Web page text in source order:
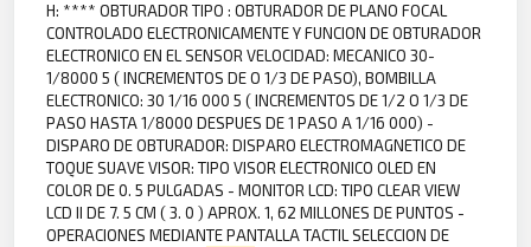
H: **** OBTURADOR TIPO : OBTURADOR DE PLANO FOCAL
CONTROLADO ELECTRONICAMENTE Y FUNCION DE OBTURADOR
ELECTRONICO EN EL SENSOR VELOCIDAD: MECANICO 30-
1/8000 5 ( INCREMENTOS DE O 1/3 DE PASO), BOMBILLA
ELECTRONICO: 30 1/16 000 5 ( INCREMENTOS DE 1/2 O 1/3 DE
PASO HASTA 1/8000 DESPUES DE 1 PASO A 1/16 000) -
DISPARO DE OBTURADOR: DISPARO ELECTROMAGNETICO DE
TOQUE SUAVE VISOR: TIPO VISOR ELECTRONICO OLED EN
COLOR DE 0. 5 PULGADAS - MONITOR LCD: TIPO CLEAR VIEW
LCD II DE 7. 5 CM ( 3. 0 ) APROX. 1, 62 MILLONES DE PUNTOS -
OPERACIONES MEDIANTE PANTALLA TACTIL SELECCION DE